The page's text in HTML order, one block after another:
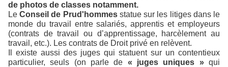
de photos de classes notamment.
Le Conseil de Prud'hommesstatue sur les litiges dans le
monde du travail entre salariés, apprentis et employeurs
(contrats de travail ou d’apprentissage, harcèlement au
travail, etc.). Les contrats de Droit privé en relèvent.
Il existe aussi des juges qui statuent sur un contentieux
particulier, seuls (on parle de « juges uniques »qui